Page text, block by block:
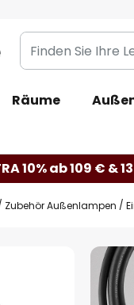
Finden
Sie
Leuchte...
Räume
10% ab 109 € &
Zubehör Außenlampen